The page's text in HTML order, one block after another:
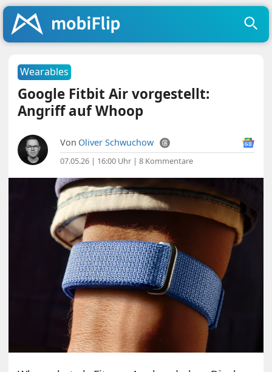
Wearables
Google Fitbit Air vorgestellt:
Angriff auf Whoop
Von Oliver Schwuchow
07.05.26 | 16:00 Uhr |8 Kommentare